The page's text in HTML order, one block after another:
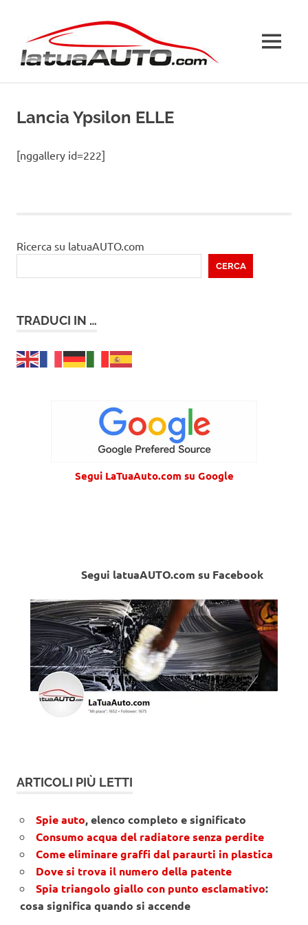
contenuto
MENU
Lancia Ypsilon ELLE
[nggallery id=222]
Ricerca su latuaAUTO.com
CERCA
TRADUCI IN …
Segui LaTuaAuto.com su Google
Segui latuaAUTO.com su Facebook
ARTICOLI PIÙ LETTI
Spie auto, elenco completo e significato
Consumo acqua del radiatore senza perdite
Come eliminare graffi dal paraurti in plastica
Dove si trova il numero della patente
Spia triangolo giallo con punto esclamativo:
cosa significa quando si accende